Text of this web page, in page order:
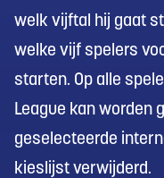
welk vijftal hij gaat
welke vijf spelers
starten. Op alle
League kan worden
geselecteerde
kieslijst verwijderd.